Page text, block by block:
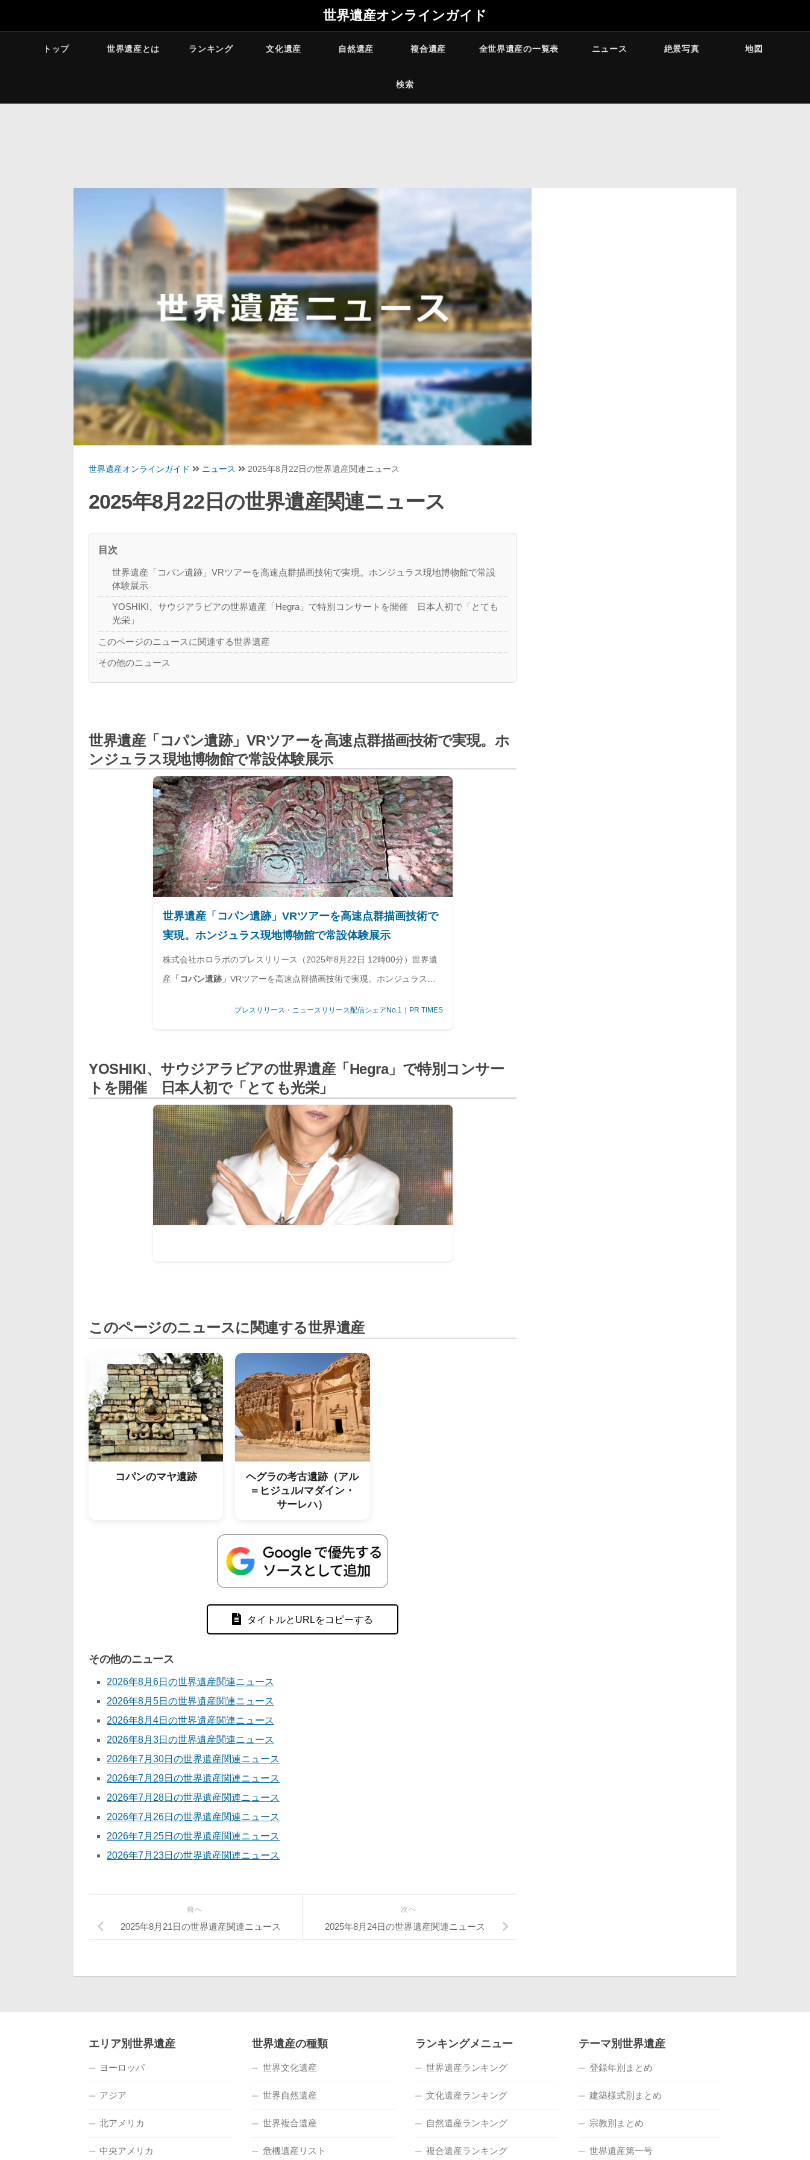
世界遺産オンラインガイド
トップ 世界遺産とは ランキング 文化遺産 自然遺産 複合遺産 全世界遺産の一覧表 ニュース 絶景写真 地図
検索
世界遺産オンラインガイド ニュース 2025年8月22日の世界遺産関連ニュース
2025年8月22日の世界遺産関連ニュース
目次
世界遺産「コパン遺跡」VRツアーを高速点群描画技術で実現。ホンジュラス現地博物館で常設
体験展示
YOSHIKI、サウジアラビアの世界遺産「Hegra」で特別コンサートを開催 日本人初で「とても
光栄」
このページのニュースに関連する世界遺産
その他のニュース
世界遺産「コパン遺跡」VRツアーを高速点群描画技術で実現。ホ
ンジュラス現地博物館で常設体験展示
世界遺産「コパン遺跡」VRツアーを高速点群描画技術で
実現。ホンジュラス現地博物館で常設体験展示
株式会社ホロラボのプレスリリース（2025年8月22日 12時00分）世界遺
産「コパン遺跡」 VRツアーを高速点群描画技術で実現。ホンジュラス現
プレスリリース・ニュースリリース配信シェアNo.1｜PR TIMES
YOSHIKI、サウジアラビアの世界遺産「Hegra」で特別コンサー
トを開催 日本人初で「とても光栄」
このページのニュースに関連する世界遺産
コパンのマヤ遺跡
ヘグラの考古遺跡（アル
＝ヒジュル/マダイン・
サーレハ）
タイトルとURLをコピーする
その他のニュース
2026年8月6日の世界遺産関連ニュース
2026年8月5日の世界遺産関連ニュース
2026年8月4日の世界遺産関連ニュース
2026年8月3日の世界遺産関連ニュース
2026年7月30日の世界遺産関連ニュース
2026年7月29日の世界遺産関連ニュース
2026年7月28日の世界遺産関連ニュース
2026年7月26日の世界遺産関連ニュース
2026年7月25日の世界遺産関連ニュース
2026年7月23日の世界遺産関連ニュース
次へ
2025年8月24日の世界遺産関連ニュース
前へ
2025年8月21日の世界遺産関連ニュース
エリア別世界遺産
ヨーロッパ
アジア
北アメリカ
中央アメリカ
世界遺産の種類
世界文化遺産
世界自然遺産
世界複合遺産
危機遺産リスト
ランキングメニュー
世界遺産ランキング
文化遺産ランキング
自然遺産ランキング
複合遺産ランキング
テーマ別世界遺産
登録年別まとめ
建築様式別まとめ
宗教別まとめ
世界遺産第一号